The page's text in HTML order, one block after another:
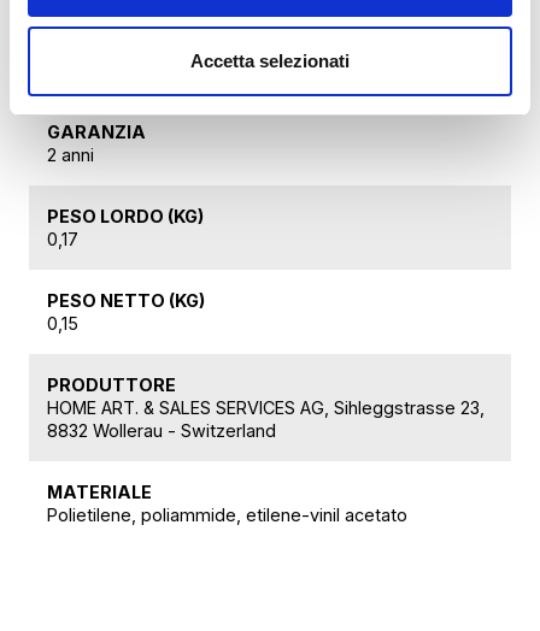
Accetta selezionati
VACSY sacchetti (300X28/300X20 CM)
GARANZIA
2 anni
PESO LORDO (KG)
0,17
PESO NETTO (KG)
0,15
PRODUTTORE
HOME ART. & SALES SERVICES AG, Sihleggstrasse 23,
8832 Wollerau - Switzerland
MATERIALE
Polietilene, poliammide, etilene-vinil acetato